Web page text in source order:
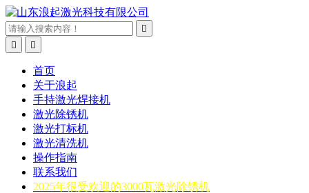



首页
关于浪起
手持激光焊接机
激光除锈机
激光打标机
激光清洗机
操作指南
联系我们
2025年很受欢迎的3000瓦激光除锈机